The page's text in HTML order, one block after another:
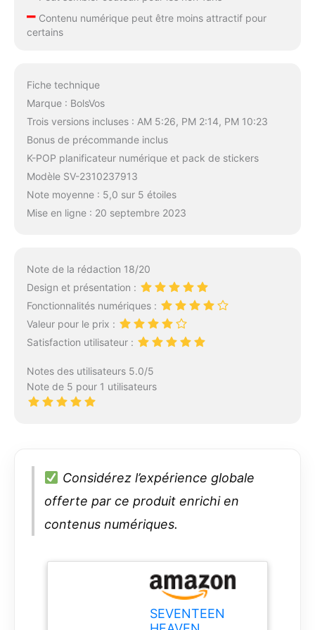
–Contenu numérique peut être moins attractif pour
certains
Fiche technique
Marque : BolsVos
Trois versions incluses : AM 5:26, PM 2:14, PM 10:23
Bonus de précommande inclus
K-POP planificateur numérique et pack de stickers
Modèle SV-2310237913
Note moyenne : 5,0 sur 5 étoiles
Mise en ligne : 20 septembre 2023
Note de la rédaction 18/20
Design et présentation :
Fonctionnalités numériques :
Valeur pour le prix :
Satisfaction utilisateur :
Notes des utilisateurs 5.0/5
Note de 5 pour 1 utilisateurs
Considérez l’expérience globale
offerte par ce produit enrichi en
contenus numériques.
SEVENTEEN